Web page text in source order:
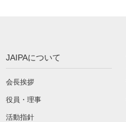
JAIPAについて
会長挨拶
役員・理事
活動指針